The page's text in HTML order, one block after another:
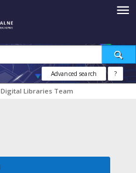
Advanced search ?
Digital Libraries Team